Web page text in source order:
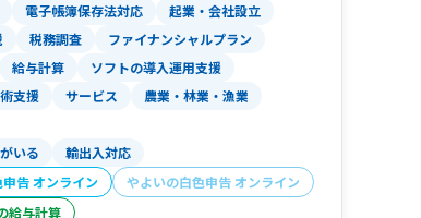
いてもご準備しております。
を活用し、日本全国どこからでもご
ております。
電子帳簿保存法対応
起業・会社設立
税務調査
ファイナンシャルプラン
給与計算
ソフトの導入運用支援
支援 サービス
農業・林業・漁業
いる
輸出入対応
告 オンライン
やよいの白色申告 オンライン
給与計算